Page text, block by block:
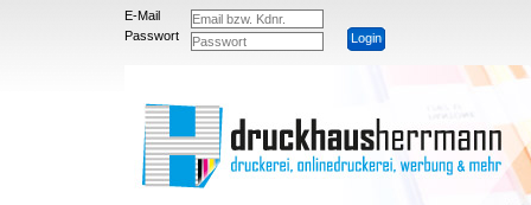
E-Mail
Passwort